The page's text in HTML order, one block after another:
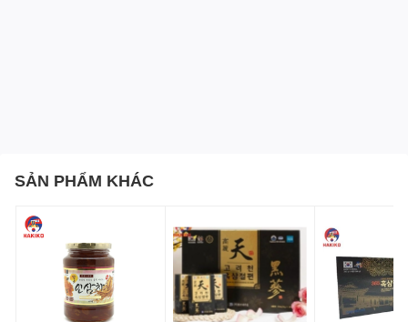
Mỗi lần dùng 1 gói sau khi ăn để đạt hiệu quả tốt nhất.
Chăm sóc sức khỏe là việc làm hàng ngày. Đừng đợi đến
khi cơ thể xuất hiện vấn đề mới bắt đầu quan tâm. Hãy
chọn Nước Hồng Sâm Mát Gan NongHyup để bảo vệ gan
và sức khỏe toàn diện mỗi ngày.
SẢN PHẨM KHÁC